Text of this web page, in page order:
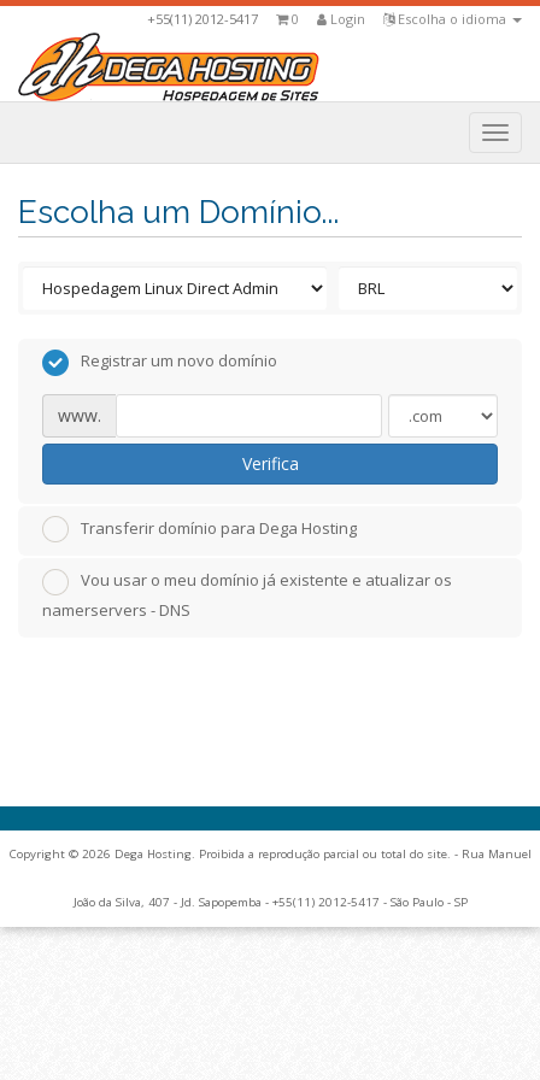
Escolha o idioma
Login
0
+55(11) 2012-5417
Escolha um Domínio...
Registrar um novo domínio
www.
Verifica
Transferir domínio para Dega Hosting
Vou usar o meu domínio já existente e atualizar os
namerservers - DNS
Copyright © 2026 Dega Hosting. Proibida a reprodução parcial ou total do site. - Rua Manuel
João da Silva, 407 - Jd. Sapopemba - +55(11) 2012-5417 - São Paulo - SP